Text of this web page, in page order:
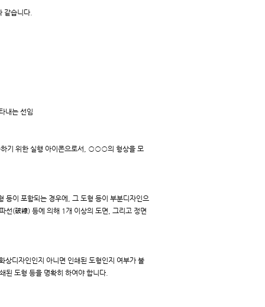
같습니다.
내는 선임
기 위한 실행 아이콘으로서, ○○○의 형상을 모
등이 포함되는 경우에, 그 도형 등이 부분디자인으
선(破線) 등에 의해 1개 이상의 도면, 그리고 정면
상디자인인지 아니면 인쇄된 도형인지 여부가 불
된 도형 등을 명확히 하여야 합니다.